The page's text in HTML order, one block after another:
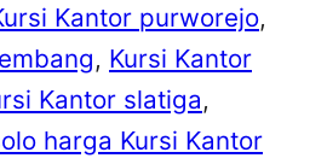
Kantor purworejo
, Kursi Kantor
Kantor slatiga
harga Kursi Kantor